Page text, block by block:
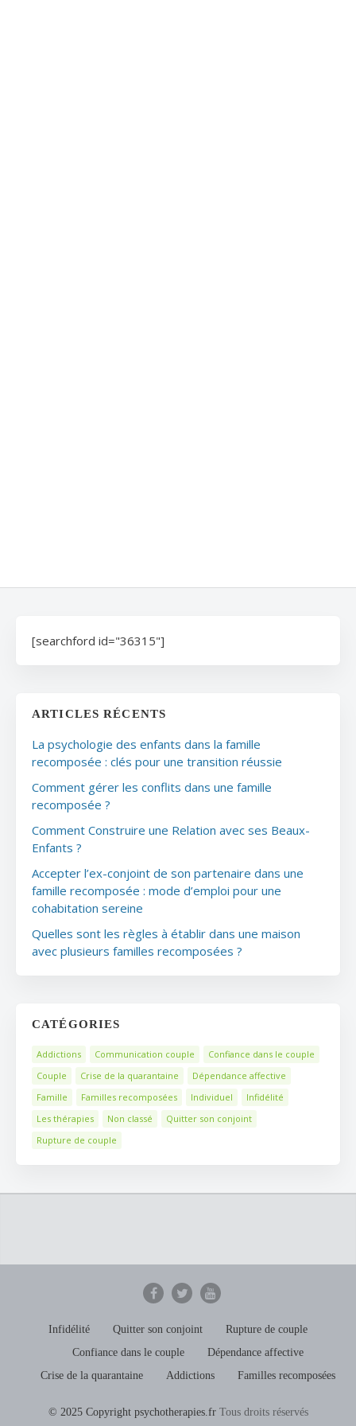
[searchford id="36315"]
ARTICLES RÉCENTS
La psychologie des enfants dans la famille
recomposée : clés pour une transition réussie
Comment gérer les conflits dans une famille
recomposée ?
Comment Construire une Relation avec ses Beaux-
Enfants ?
Accepter l’ex-conjoint de son partenaire dans une
famille recomposée : mode d’emploi pour une
cohabitation sereine
Quelles sont les règles à établir dans une maison
avec plusieurs familles recomposées ?
CATÉGORIES
Addictions Communication couple
Confiance dans le couple
Couple
Crise de la quarantaine
Dépendance affective
Famille
Familles recomposées Individuel
Infidélité
Les thérapies
Non classé
Quitter son conjoint
Rupture de couple
Infidélité Quitter son conjoint
Rupture de couple
Confiance dans le couple
Dépendance affective
Crise de la quarantaine
Addictions Familles recomposées
© 2025 Copyright psychotherapies.frTous droits réservés